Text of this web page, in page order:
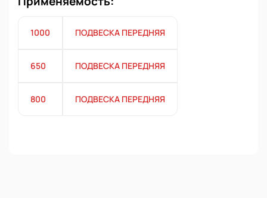
1000 ПОДВЕСКА ПЕРЕДНЯЯ
650 ПОДВЕСКА ПЕРЕДНЯЯ
800 ПОДВЕСКА ПЕРЕДНЯЯ